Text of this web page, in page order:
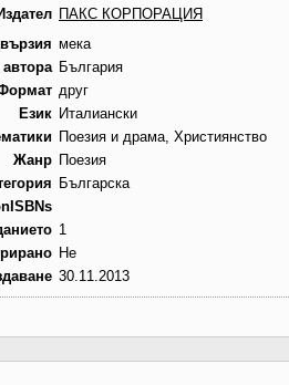
ПАКС КОРПОРАЦИЯ
мека
България
друг
Език Италиански
Поезия и драма, Християнство
Жанр Поезия
Българска
1
Не
30.11.2013